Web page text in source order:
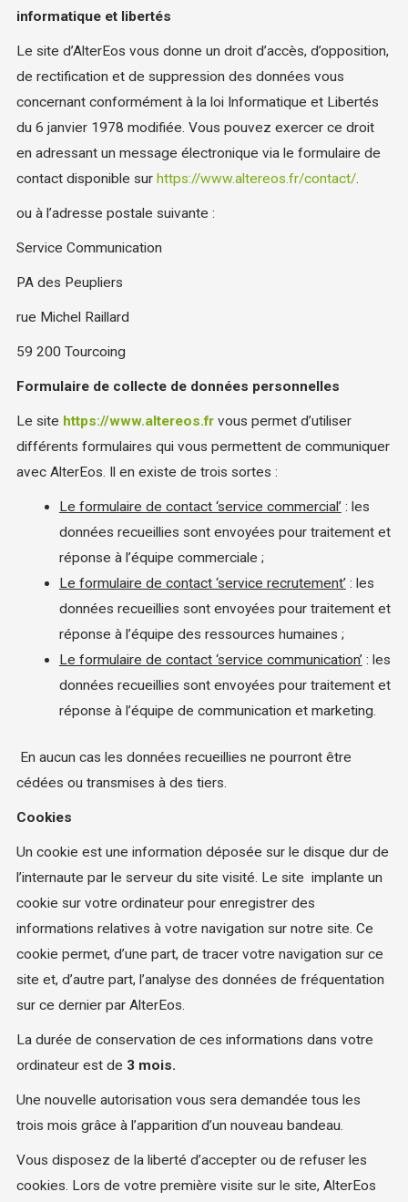
informatique et libertés
Le site d’AlterEos vous donne un droit d’accès, d’opposition,
de rectification et de suppression des données vous
concernant conformément à la loi Informatique et Libertés
du 6 janvier 1978 modifiée. Vous pouvez exercer ce droit
en adressant un message électronique via le formulaire de
contact disponible surhttps://www.altereos.fr/contact/.
ou à l’adresse postale suivante :
Service Communication
PA des Peupliers
rue Michel Raillard
59 200 Tourcoing
Formulaire de collecte de données personnelles
Le site https://www.altereos.fr vous permet d’utiliser
différents formulaires qui vous permettent de communiquer
avec AlterEos. Il en existe de trois sortes :
Le formulaire de contact ‘service commercial’ : les
données recueillies sont envoyées pour traitement et
réponse à l’équipe commerciale ;
Le formulaire de contact ‘service recrutement’ : les
données recueillies sont envoyées pour traitement et
réponse à l’équipe des ressources humaines ;
Le formulaire de contact ‘service communication’ : les
données recueillies sont envoyées pour traitement et
réponse à l’équipe de communication et marketing.
En aucun cas les données recueillies ne pourront être
cédées ou transmises à des tiers.
Cookies
Un cookie est une information déposée sur le disque dur de
l’internaute par le serveur du site visité. Le site implante un
cookie sur votre ordinateur pour enregistrer des
informations relatives à votre navigation sur notre site. Ce
cookie permet, d’une part, de tracer votre navigation sur ce
site et, d’autre part, l’analyse des données de fréquentation
sur ce dernier par AlterEos.
La durée de conservation de ces informations dans votre
ordinateur est de 3 mois.
Une nouvelle autorisation vous sera demandée tous les
trois mois grâce à l’apparition d’un nouveau bandeau.
Vous disposez de la liberté d’accepter ou de refuser les
cookies. Lors de votre première visite sur le site, AlterEos